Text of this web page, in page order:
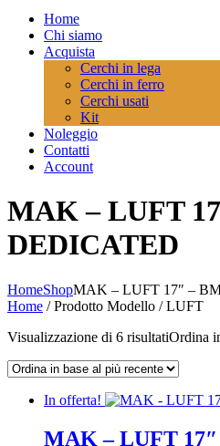
Home
Chi siamo
Acquista
Cerchi in lega
Cerchi in ferro
Cerchi usati
Kit
Noleggio
Contatti
Account
MAK – LUFT
DEDICATED
HomeShopMAK – LUFT 17″ –
Home / Prodotto Modello / LUFT
Visualizzazione di 6 risultatiOrdina
In offerta!
MAK – LUFT